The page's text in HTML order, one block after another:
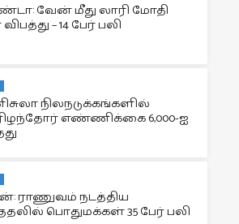
வேன் மீது லாரி மோதி
– 14 பேர் பலி
நிலநடுக்கங்களில்
எண்ணிக்கை 6,000-ஐ
ராணுவம் நடத்திய
பொதுமக்கள் 35 பேர் பலி